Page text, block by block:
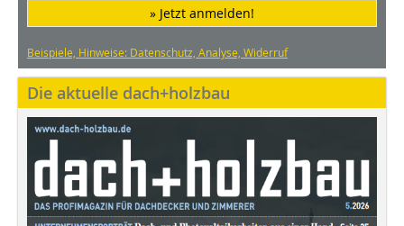
» Jetzt anmelden!
Beispiele, Hinweise: Datenschutz, Analyse, Widerruf
Die aktuelle dach+holzbau